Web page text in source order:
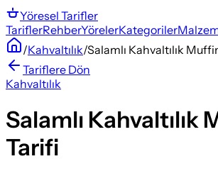
Yöresel Tarifler
TariflerRehberYörelerKategoriler
/Kahvaltılık/Salamlı Kahvaltılık
Tariflere Dön
Kahvaltılık
Salamlı Kahvaltılık
Tarifi